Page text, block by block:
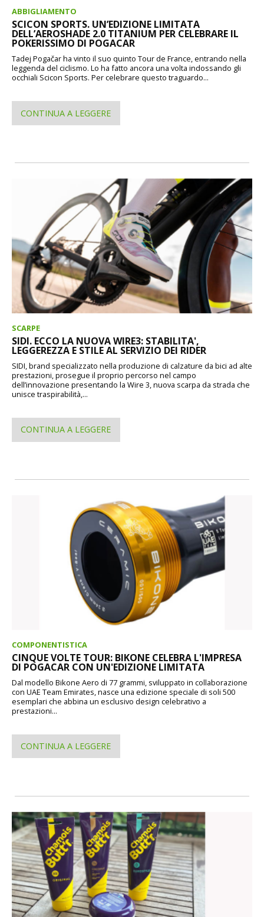
ABBIGLIAMENTO
SCICON SPORTS. UN’EDIZIONE LIMITATA
DELL’AEROSHADE 2.0 TITANIUM PER CELEBRARE IL
POKERISSIMO DI POGACAR
Tadej Pogačar ha vinto il suo quinto Tour de France, entrando nella
leggenda del ciclismo. Lo ha fatto ancora una volta indossando gli
occhiali Scicon Sports. Per celebrare questo traguardo...
CONTINUA A LEGGERE
SCARPE
SIDI. ECCO LA NUOVA WIRE3: STABILITA',
LEGGEREZZA E STILE AL SERVIZIO DEI RIDER
SIDI, brand specializzato nella produzione di calzature da bici ad alte
prestazioni, prosegue il proprio percorso nel campo
dell’innovazione presentando la Wire 3, nuova scarpa da strada che
unisce traspirabilità,...
CONTINUA A LEGGERE
COMPONENTISTICA
CINQUE VOLTE TOUR: BIKONE CELEBRA L'IMPRESA
DI POGACAR CON UN'EDIZIONE LIMITATA
Dal modello Bikone Aero di 77 grammi, sviluppato in collaborazione
con UAE Team Emirates, nasce una edizione speciale di soli 500
esemplari che abbina un esclusivo design celebrativo a
prestazioni...
CONTINUA A LEGGERE